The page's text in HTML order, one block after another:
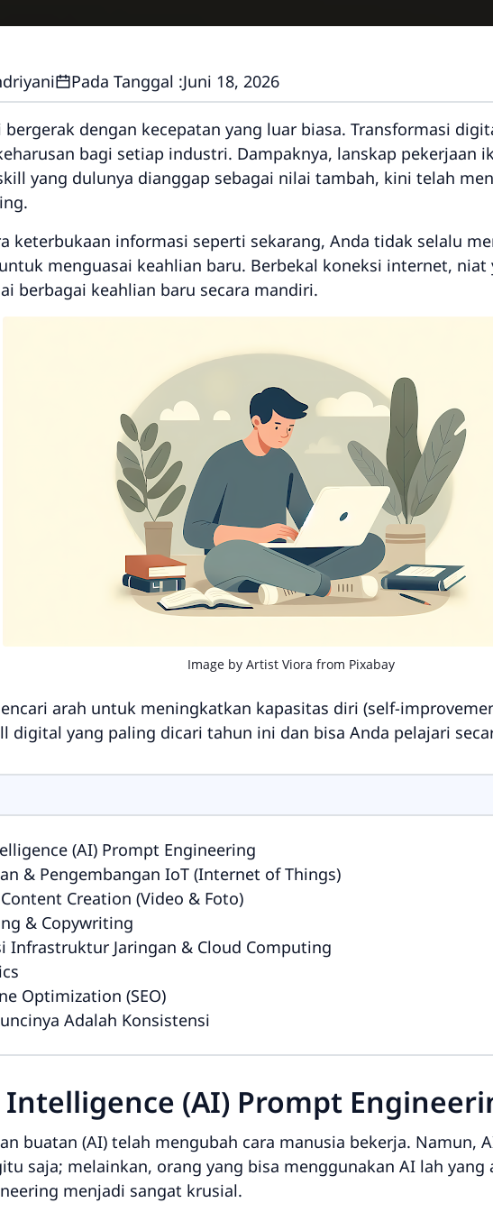
Pada Tanggal :Juni 18, 2026
bergerak dengan kecepatan yang luar biasa. Transformasi
bagi setiap industri. Dampaknya, lanskap pekerjaan
yang dulunya dianggap sebagai nilai tambah, kini telah
keterbukaan informasi seperti sekarang, Anda tidak selalu
menguasai keahlian baru. Berbekal koneksi internet,
berbagai keahlian baru secara mandiri.
Image by Artist Viora from Pixabay
arah untuk meningkatkan kapasitas diri (self-
digital yang paling dicari tahun ini dan bisa Anda pelajari
(AI) Prompt Engineering
& Pengembangan IoT (Internet of Things)
Creation (Video & Foto)
& Copywriting
Infrastruktur Jaringan & Cloud Computing
Optimization (SEO)
Adalah Konsistensi
(AI) Prompt
buatan (AI) telah mengubah cara manusia bekerja. Namun,
saja; melainkan, orang yang bisa menggunakan AI lah yang
menjadi sangat krusial.